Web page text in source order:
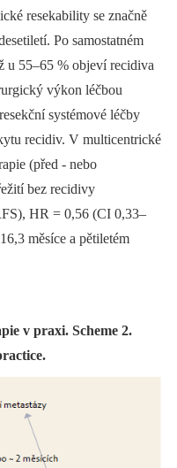
resekability se značně
Po samostatném
u 55–65 % objeví recidiva
výkon léčbou
systémové léčby
recidiv. V multicentrické
(před -⁠ nebo
bez recidivy
HR = 0,56 (CI 0,33–
měsíce a pětiletém
v praxi. Scheme 2.